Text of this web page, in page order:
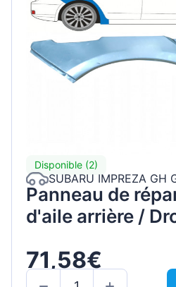
Disponible (2)
SUBARU IMPREZA GH
Panneau de
d'aile arrière /
71,58€